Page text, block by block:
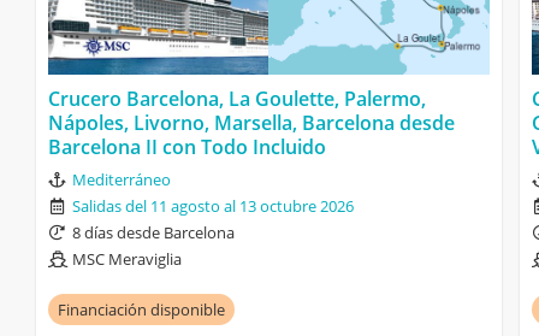
Crucero Barcelona, La Goulette, Palermo,
Nápoles, Livorno, Marsella, Barcelona desde
Barcelona II con Todo Incluido
Mediterráneo
Salidas del 11 agosto al 13 octubre 2026
8 días desde Barcelona
MSC Meraviglia
Financiación disponible